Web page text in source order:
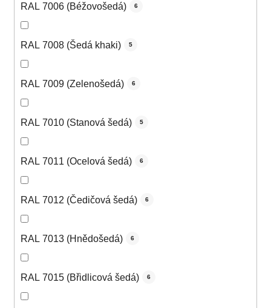
RAL 7006 (Béžovošedá) 6
RAL 7008 (Šedá khaki) 5
RAL 7009 (Zelenošedá) 6
RAL 7010 (Stanová šedá) 5
RAL 7011 (Ocelová šedá) 6
RAL 7012 (Čedičová šedá) 6
RAL 7013 (Hnědošedá) 6
RAL 7015 (Břidlicová šedá) 6